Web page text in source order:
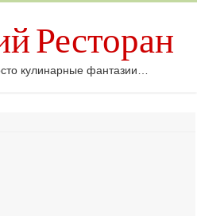
Ресторан
кулинарные фантазии…